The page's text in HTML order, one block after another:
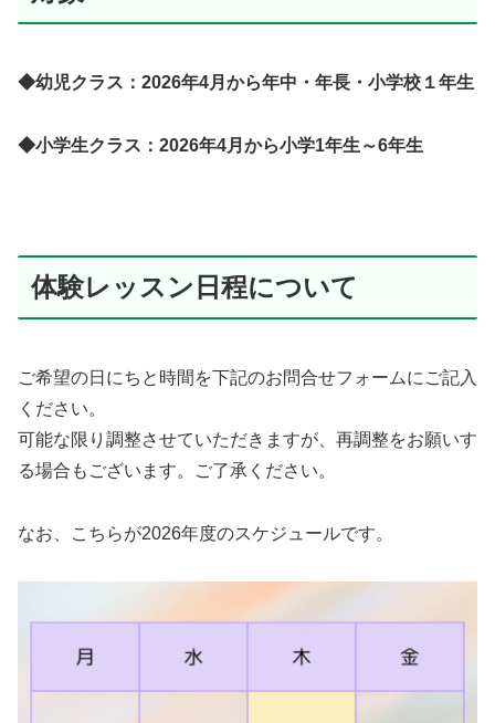
◆幼児クラス：2026年4月から年中・年長・小学校１年生
◆小学生クラス：2026年4月から小学1年生～6年生
体験レッスン日程について
ご希望の日にちと時間を下記のお問合せフォームにご記入
ください。
可能な限り調整させていただきますが、再調整をお願いす
る場合もございます。ご了承ください。
なお、こちらが2026年度のスケジュールです。